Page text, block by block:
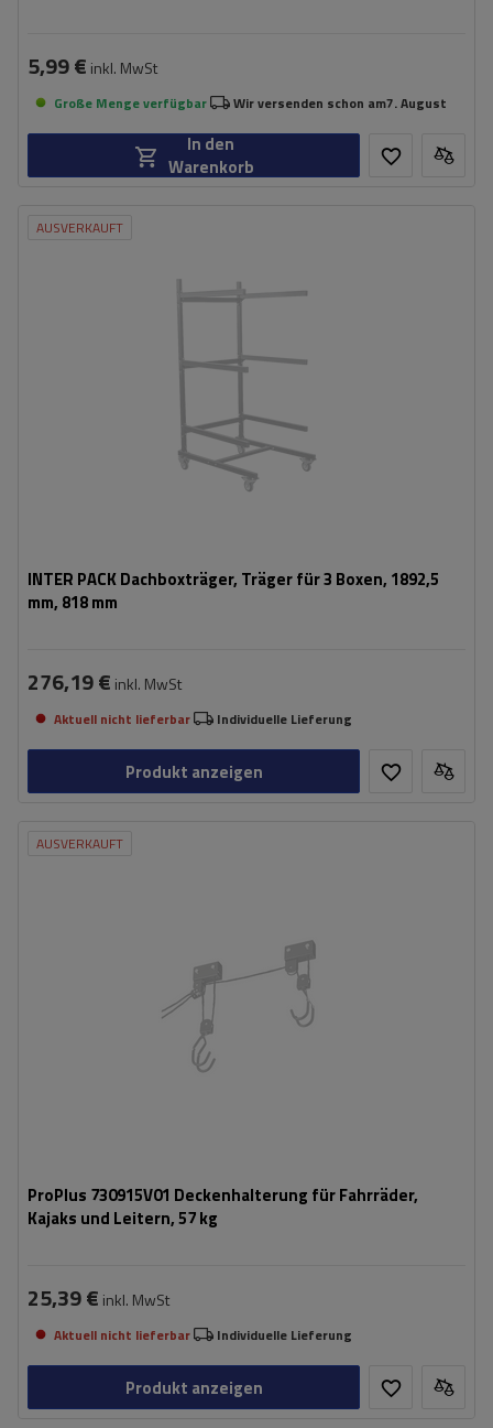
5,99 € inkl. MwSt
Große Menge verfügbar Wir versenden schon am7. August
In den
Warenkorb
AUSVERKAUFT
INTER PACK Dachboxträger, Träger für 3 Boxen, 1892,5
mm, 818 mm
1892,5 mm
276,19 € inkl. MwSt
Aktuell nicht lieferbar Individuelle Lieferung
Produkt anzeigen
AUSVERKAUFT
ProPlus 730915V01 Deckenhalterung für Fahrräder,
Kajaks und Leitern, 57 kg
25,39 € inkl. MwSt
Aktuell nicht lieferbar Individuelle Lieferung
Produkt anzeigen